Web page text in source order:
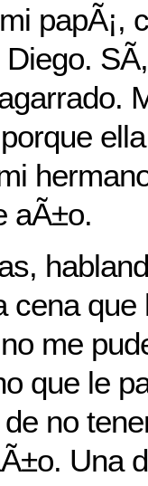
papÃ¡,
aÃ±o.
cena que
me
que le
no
Una